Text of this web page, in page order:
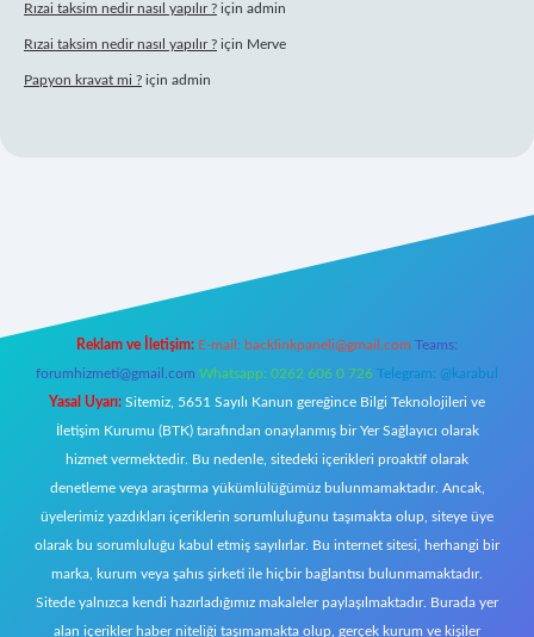
Rızai taksim nedir nasıl yapılır ? için admin
Rızai taksim nedir nasıl yapılır ? için Merve
Papyon kravat mi ? için admin
Reklam ve İletişim: E-mail: backlinkpaneli@gmail.com Teams:
forumhizmeti@gmail.com Whatsapp: 0262 606 0 726 Telegram: @karabul
Yasal Uyarı: Sitemiz, 5651 Sayılı Kanun gereğince Bilgi Teknolojileri ve
İletişim Kurumu (BTK) tarafından onaylanmış bir Yer Sağlayıcı olarak
hizmet vermektedir. Bu nedenle, sitedeki içerikleri proaktif olarak
denetleme veya araştırma yükümlülüğümüz bulunmamaktadır. Ancak,
üyelerimiz yazdıkları içeriklerin sorumluluğunu taşımakta olup, siteye üye
olarak bu sorumluluğu kabul etmiş sayılırlar. Bu internet sitesi, herhangi bir
marka, kurum veya şahıs şirketi ile hiçbir bağlantısı bulunmamaktadır.
Sitede yalnızca kendi hazırladığımız makaleler paylaşılmaktadır. Burada yer
alan içerikler haber niteliği taşımamakta olup, gerçek kurum ve kişiler